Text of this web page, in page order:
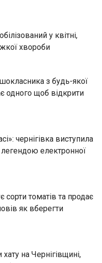
у квітні,
хвороби
з будь-якої
одного щоб відкрити
чернігівка виступила
легендою електронної
томатів та продає
як вберегти
на Чернігівщині,